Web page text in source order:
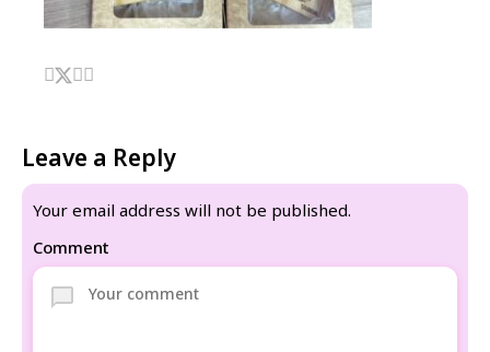
Leave a Reply
Your email address will not be published.
Comment